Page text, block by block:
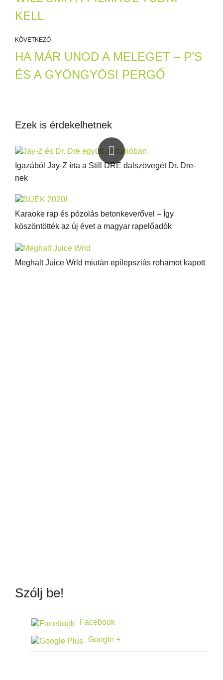
KELL
KÖVETKEZŐ
HA MÁR UNOD A MELEGET – P’S
ÉS A GYÖNGYÖSI PERGŐ
Ezek is érdekelhetnek
Igazából Jay-Z írta a Still DRE dalszövegét Dr. Dre-
nek
Karaoke rap és pózolás betonkeverővel – Így
köszöntötték az új évet a magyar rapelőadók
Meghalt Juice Wrld miután epilepsziás rohamot kapott
Szólj be!
Facebook
Google +